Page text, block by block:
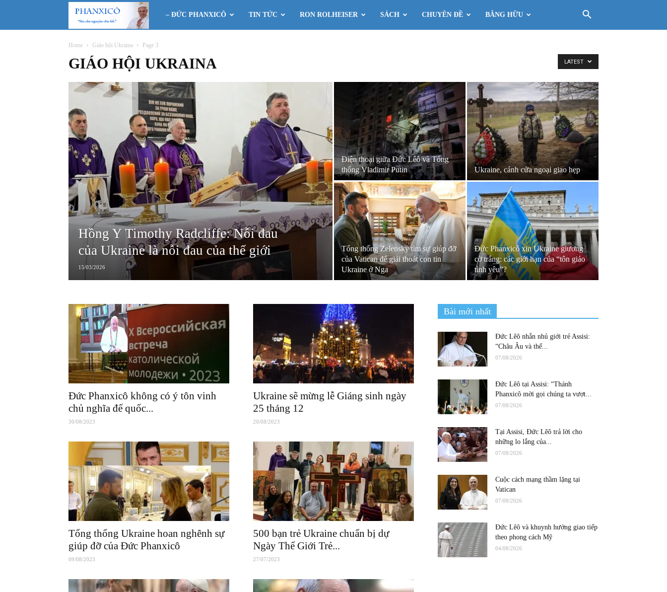
Phanxicô
– ĐỨC PHANXICÔ TIN TỨC RON ROLHEISER SÁCH CHUYÊN ĐỀ BẰNG HỮU
Home Giáo hội Ukraina Page 3
GIÁO HỘI UKRAINA LATEST
Hồng Y Timothy Radcliffe: Nỗi đau
của Ukraine là nỗi đau của thế giới
15/03/2026
Điện thoại giữa Đức Lêô và Tổng
thống Vladimir Putin
Ukraine, cánh cửa ngoại giao hẹp
Tổng thống Zelensky tìm sự giúp đỡ
của Vatican để giải thoát con tin
Ukraine ở Nga
Đức Phanxicô xin Ukraine giương
cờ trắng: các giới hạn của “tôn giáo
tình yêu”?
Đức Phanxicô không có ý tôn vinh
chủ nghĩa đế quốc...
30/08/2023
Ukraine sẽ mừng lễ Giáng sinh ngày
25 tháng 12
20/08/2023
Tổng thống Ukraine hoan nghênh sự
giúp đỡ của Đức Phanxicô
09/08/2023
500 bạn trẻ Ukraine chuẩn bị dự
Ngày Thế Giới Trẻ...
27/07/2023
Bài mới nhất
Đức Lêô nhắn nhủ giới trẻ Assisi:
“Châu Âu và thế...
07/08/2026
Đức Lêô tại Assisi: “Thánh
Phanxicô mời gọi chúng ta vượt...
07/08/2026
Tại Assisi, Đức Lêô trả lời cho
những lo lắng của...
07/08/2026
Cuộc cách mạng thầm lặng tại
Vatican
07/08/2026
Đức Lêô và khuynh hướng giao tiếp
theo phong cách Mỹ
04/08/2026